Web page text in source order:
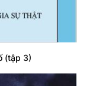
(tập 3)